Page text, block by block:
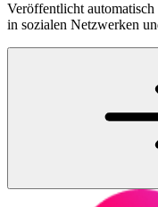
Veröffentlicht
in sozialen Netzwerken